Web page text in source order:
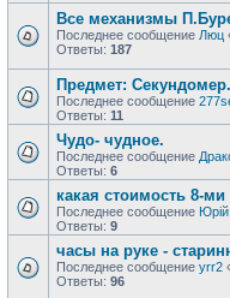
Все механизмы
Последнее сообщение Люц
Ответы: 187
Предмет:
Последнее сообщение
Ответы: 11
Чудо- чудное.
Последнее сообщение
Ответы: 6
какая стоимость 8-
Последнее сообщение Юрій
Ответы: 9
часы на руке -
Последнее сообщение yrr2
Ответы: 96